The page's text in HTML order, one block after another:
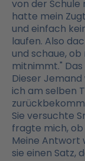
von der Schule
hatte mein
und einfach
laufen. Also
und schaue,
mitnimmt."
Dieser
ich am selben
Sie versuchte
fragte mich,
Meine Antwort
sie einen Satz,